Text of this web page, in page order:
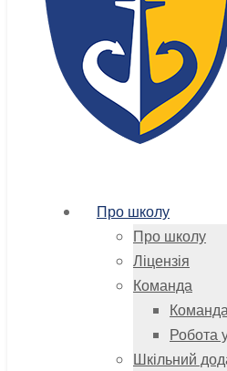
Про школу
Про школу
Ліцензія
Команда
Робота
Шкільний